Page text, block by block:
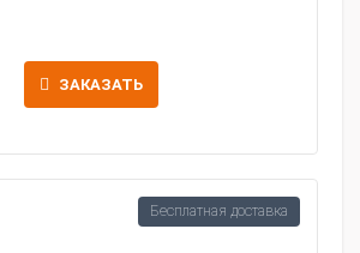
ЗАКАЗАТЬ
Бесплатная доставка